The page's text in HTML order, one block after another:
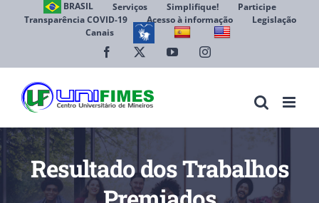
BRASIL Serviços Simplifique!
Participe
Transparência COVID-19
Acesso à informação
Legislação
Canais
Facebook YouTubeInstagram
Resultado dos Trabalhos